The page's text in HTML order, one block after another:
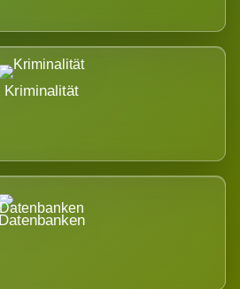
Kriminalität
Datenbanken